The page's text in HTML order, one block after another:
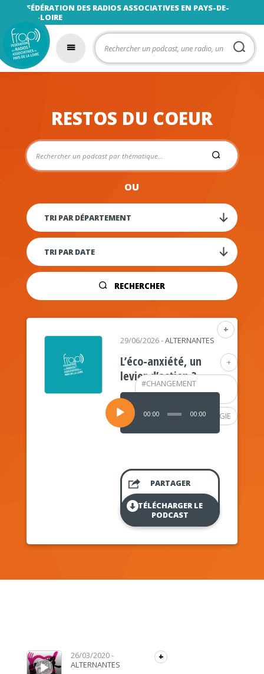
FÉDÉRATION DES RADIOS ASSOCIATIVES EN PAYS-DE-
LA-LOIRE
RESTOS DU COEUR
OU
RECHERCHER
+
+
#CHANGEMENT
CLIMATIQUE
#PSYCHOLOGIE
29/06/2026-ALTERNANTES
L’éco-anxiété, un
levier d’action ?
Lecteur
audio
00:00 00:00
PARTAGER
TÉLÉCHARGER LE
PODCAST
Lecteur audio 26/03/2020-
ALTERNANTES
+